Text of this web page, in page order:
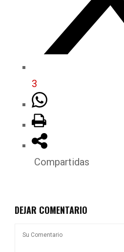
3
Compartidas
DEJAR COMENTARIO